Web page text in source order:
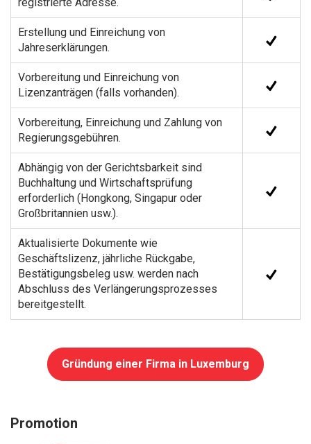
Erstellung und Einreichung von
Jahreserklärungen.
Vorbereitung und Einreichung von
Lizenzanträgen (falls vorhanden).
Vorbereitung, Einreichung und Zahlung von
Regierungsgebühren.
Abhängig von der Gerichtsbarkeit sind
Buchhaltung und Wirtschaftsprüfung
erforderlich (Hongkong, Singapur oder
Großbritannien usw.).
Aktualisierte Dokumente wie
Geschäftslizenz, jährliche Rückgabe,
Bestätigungsbeleg usw. werden nach
Abschluss des Verlängerungsprozesses
bereitgestellt.
Gründung einer Firma in Luxemburg
Promotion